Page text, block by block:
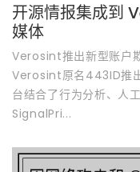
开源情报集成到
媒体
Verosint推出新型账户
Verosint原名443ID推
台结合了行为分析、人
SignalPri...